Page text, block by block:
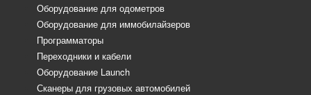
Оборудование для одометров
Оборудование для иммобилайзеров
Программаторы
Переходники и кабели
Оборудование Launch
Сканеры для грузовых автомобилей